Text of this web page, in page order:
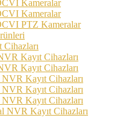
Kameralar
Kameralar
PTZ Kameralar
Kayıt Cihazları
Kayıt Cihazları
Kayıt Cihazları
Kayıt Cihazları
Kayıt Cihazları
Kayıt Cihazları